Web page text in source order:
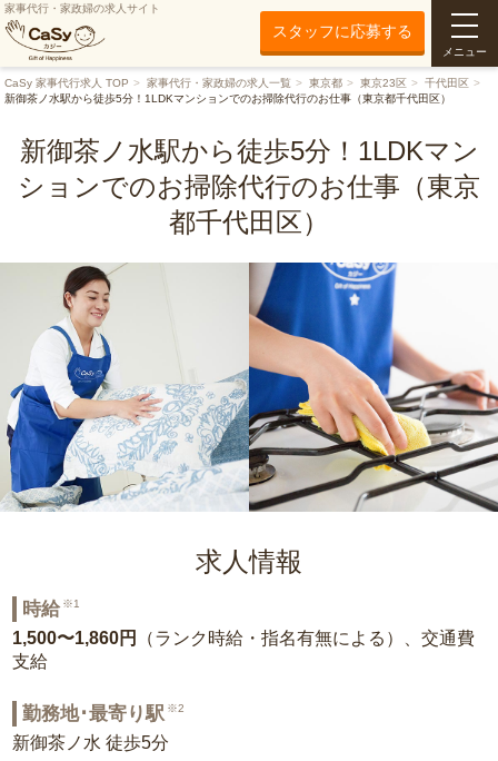
家事代行・家政婦の求人サイト
スタッフに応募する
メニュー
CaSy 家事代行求人 TOP 家事代行・家政婦の求人一覧 東京都 東京23区
千代田区
新御茶ノ水駅から徒歩5分！1LDKマンションでのお掃除代行のお仕事（東京都千代田区）
新御茶ノ水駅から徒歩5分！1LDKマン
ションでのお掃除代行のお仕事（東京
都千代田区）
求人情報
時給 ※1
1,500〜1,860円
（ランク時給・指名有無による）、交通費
支給
勤務地･最寄り駅 ※2
新御茶ノ水 徒歩5分